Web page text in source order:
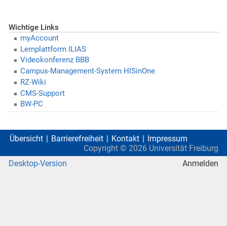
Wichtige Links
myAccount
Lernplattform ILIAS
Videokonferenz BBB
Campus-Management-System HISinOne
RZ-Wiki
CMS-Support
BW-PC
Übersicht Barrierefreiheit Kontakt
Impressum
Copyright © 2026 Universität Freiburg
Desktop-Version
Anmelden